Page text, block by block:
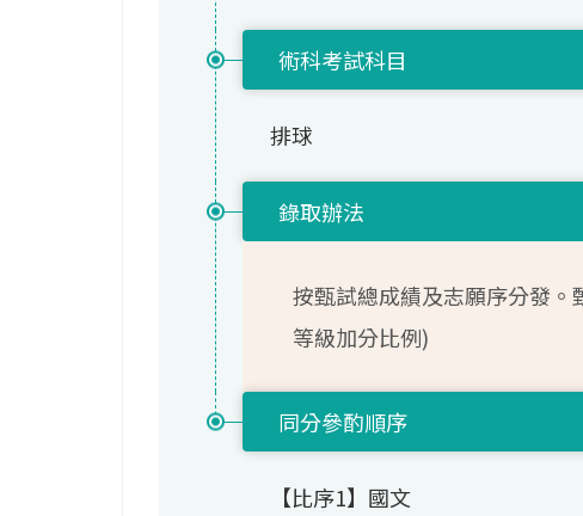
術科考試科目
排球
錄取辦法
按甄試總成績及志願序分發
等級加分比例)
同分參酌順序
【比序1】國文